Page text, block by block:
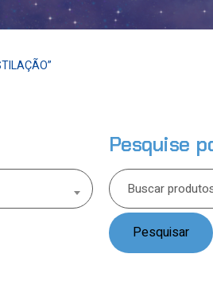
Pesquise
Pesquisar